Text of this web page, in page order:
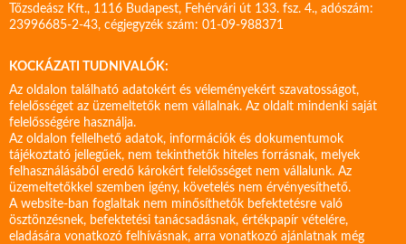
Tőzsdeász Kft., 1116 Budapest, Fehérvári út 133. fsz. 4., adószám:
23996685-2-43, cégjegyzék szám: 01-09-988371
KOCKÁZATI TUDNIVALÓK:
Az oldalon található adatokért és véleményekért szavatosságot,
felelősséget az üzemeltetők nem vállalnak. Az oldalt mindenki saját
felelősségére használja.
Az oldalon fellelhető adatok, információk és dokumentumok
tájékoztató jellegűek, nem tekinthetők hiteles forrásnak, melyek
felhasználásából eredő károkért felelősséget nem vállalunk. Az
üzemeltetőkkel szemben igény, követelés nem érvényesíthető.
A website-ban foglaltak nem minősíthetők befektetésre való
ösztönzésnek, befektetési tanácsadásnak, értékpapír vételére,
eladására vonatkozó felhívásnak, arra vonatkozó ajánlatnak még